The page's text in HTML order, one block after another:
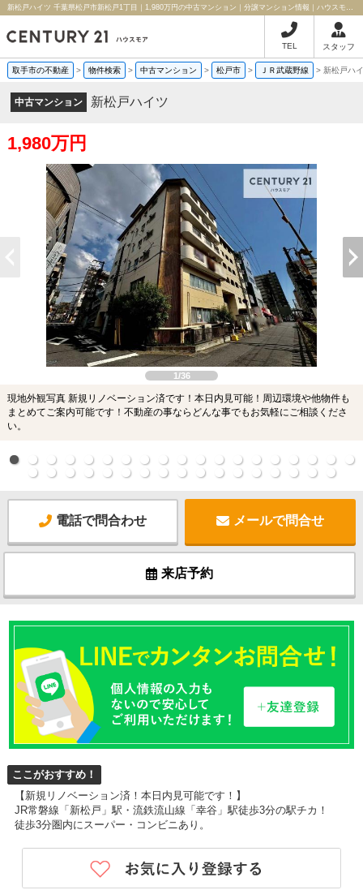
新松戸ハイツ 千葉県松戸市新松戸1丁目｜1,980万円の中古マンション｜分譲マンション情報｜ハウスモア株式会社
TEL スタッフ
取手市の不動産 > 物件検索 > 中古マンション > 松戸市 > ＪＲ武蔵野線 > 新松戸ハ
中古マンション 新松戸ハイツ
1,980万円
1/36
現地外観写真 新規リノベーション済です！本日内見可能！周辺環境や他物件も
まとめてご案内可能です！不動産の事ならどんな事でもお気軽にご相談くださ
い。
電話で問合わせ メールで問合せ
来店予約
ここがおすすめ！
【新規リノベーション済！本日内見可能です！】
JR常磐線「新松戸」駅・流鉄流山線「幸谷」駅徒歩3分の駅チカ！
徒歩3分圏内にスーパー・コンビニあり。